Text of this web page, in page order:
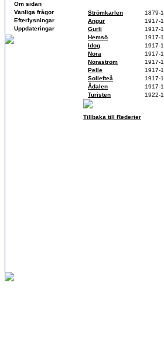
Om sidan
Vanliga frågor
Efterlysningar
Uppdateringar
Strömkarlen
1879-
Angur
1917-
Gurli
1917-
Hemsö
1917-
Idog
1917-
Nora
1917-
Noraström
1917-
Pelle
1917-
Sollefteå
1917-
Ådalen
1917-
Turisten
1922-
Tillbaka till Rederier